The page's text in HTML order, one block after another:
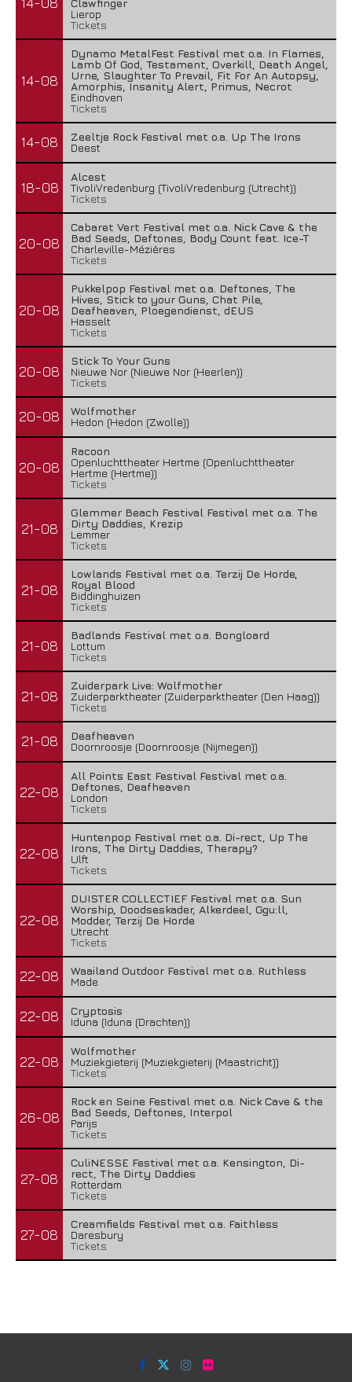
Clawfinger
Lierop
Tickets
14-08
Dynamo MetalFest Festival met o.a. In Flames,
Lamb Of God, Testament, Overkill, Death Angel,
Urne, Slaughter To Prevail, Fit For An Autopsy,
Amorphis, Insanity Alert, Primus, Necrot
Eindhoven
Tickets
14-08
Zeeltje Rock Festival met o.a. Up The Irons
Deest
18-08
Alcest
TivoliVredenburg (TivoliVredenburg (Utrecht))
Tickets
20-08
Cabaret Vert Festival met o.a. Nick Cave & the
Bad Seeds, Deftones, Body Count feat. Ice-T
Charleville-Mézières
Tickets
20-08
Pukkelpop Festival met o.a. Deftones, The
Hives, Stick to your Guns, Chat Pile,
Deafheaven, Ploegendienst, dEUS
Hasselt
Tickets
20-08
Stick To Your Guns
Nieuwe Nor (Nieuwe Nor (Heerlen))
Tickets
20-08
Wolfmother
Hedon (Hedon (Zwolle))
20-08
Racoon
Openluchttheater Hertme (Openluchttheater
Hertme (Hertme))
Tickets
21-08
Glemmer Beach Festival Festival met o.a. The
Dirty Daddies, Krezip
Lemmer
Tickets
21-08
Lowlands Festival met o.a. Terzij De Horde,
Royal Blood
Biddinghuizen
Tickets
21-08
Badlands Festival met o.a. Bongloard
Lottum
Tickets
21-08
Zuiderpark Live: Wolfmother
Zuiderparktheater (Zuiderparktheater (Den Haag))
Tickets
21-08
Deafheaven
Doornroosje (Doornroosje (Nijmegen))
22-08
All Points East Festival Festival met o.a.
Deftones, Deafheaven
London
Tickets
22-08
Huntenpop Festival met o.a. Di-rect, Up The
Irons, The Dirty Daddies, Therapy?
Ulft
Tickets
22-08
DUISTER COLLECTIEF Festival met o.a. Sun
Worship, Doodseskader, Alkerdeel, Ggu:ll,
Modder, Terzij De Horde
Utrecht
Tickets
22-08
Waailand Outdoor Festival met o.a. Ruthless
Made
22-08
Cryptosis
Iduna (Iduna (Drachten))
22-08
Wolfmother
Muziekgieterij (Muziekgieterij (Maastricht))
Tickets
26-08
Rock en Seine Festival met o.a. Nick Cave & the
Bad Seeds, Deftones, Interpol
Parijs
Tickets
27-08
CuliNESSE Festival met o.a. Kensington, Di-
rect, The Dirty Daddies
Rotterdam
Tickets
27-08
Creamfields Festival met o.a. Faithless
Daresbury
Tickets